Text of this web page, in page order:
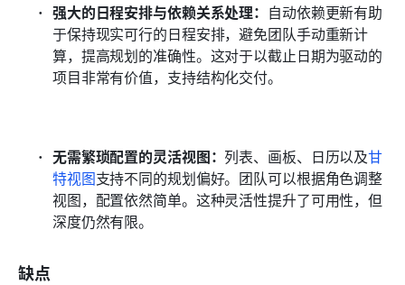
强大的日程安排与依赖关系处理： 自动依赖更新有助
于保持现实可行的日程安排，避免团队手动重新计
算，提高规划的准确性。这对于以截止日期为驱动的
项目非常有价值，支持结构化交付。
无需繁琐配置的灵活视图： 列表、画板、日历以及甘
特视图支持不同的规划偏好。团队可以根据角色调整
视图，配置依然简单。这种灵活性提升了可用性，但
深度仍然有限。
缺点